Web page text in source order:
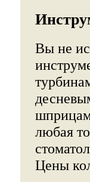
Вы не
любая
Цены